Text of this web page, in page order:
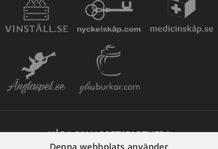
VÅRA SAMARBETSPARTNERS
Denna webbplats använder